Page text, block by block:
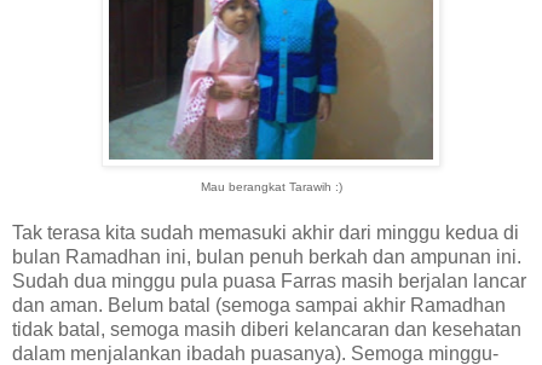
Mau berangkat Tarawih :)
Tak terasa kita sudah memasuki akhir dari minggu kedua di
bulan Ramadhan ini, bulan penuh berkah dan ampunan ini.
Sudah dua minggu pula puasa Farras masih berjalan lancar
dan aman. Belum batal (semoga sampai akhir Ramadhan
tidak batal, semoga masih diberi kelancaran dan kesehatan
dalam menjalankan ibadah puasanya). Semoga minggu-